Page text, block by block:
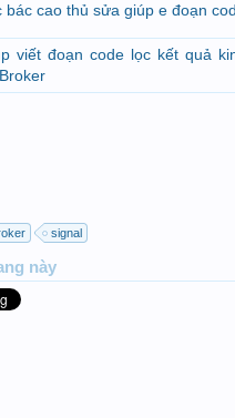
bác cao thủ sửa giúp e đoạn
viết đoạn code lọc kết quả
signal
này